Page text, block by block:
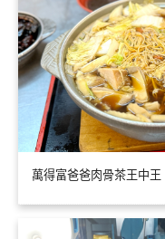
萬得富爸爸肉骨茶王中